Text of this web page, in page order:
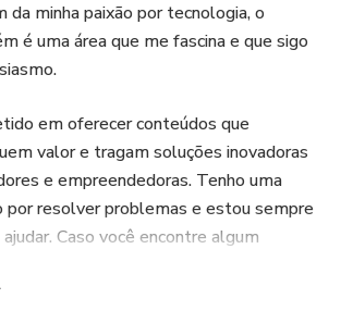
da minha paixão por tecnologia, o
é uma área que me fascina e que sigo
em oferecer conteúdos que
valor e tragam soluções inovadoras
e empreendedoras. Tenho uma
por resolver problemas e estou sempre
Caso você encontre algum
não hesite em entrar em